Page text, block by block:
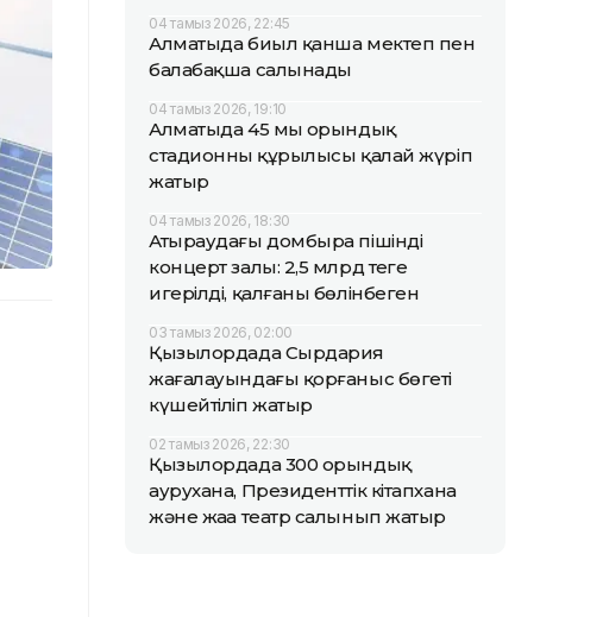
04 тамыз 2026, 22:45
Алматыда биыл қанша мектеп пен
балабақша салынады
04 тамыз 2026, 19:10
Алматыда 45 мың орындық
стадионның құрылысы қалай жүріп
жатыр
04 тамыз 2026, 18:30
Атыраудағы домбыра пішінді
концерт залы: 2,5 млрд теңге
игерілді, қалғаны бөлінбеген
03 тамыз 2026, 02:00
Қызылордада Сырдария
жағалауындағы қорғаныс бөгеті
күшейтіліп жатыр
02 тамыз 2026, 22:30
Қызылордада 300 орындық
аурухана, Президенттік кітапхана
және жаңа театр салынып жатыр